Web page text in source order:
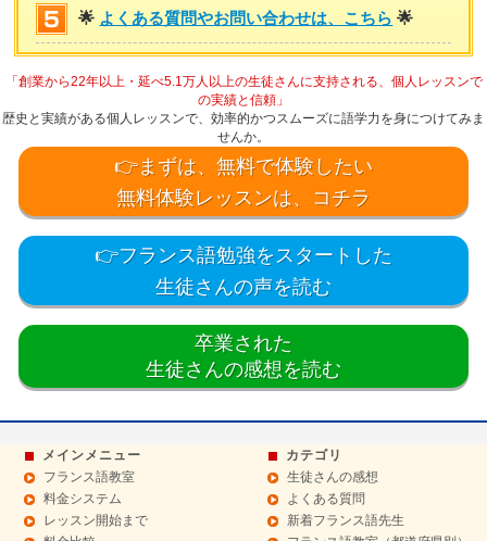
🌟 よくある質問やお問い合わせは、こちら 🌟
「創業から22年以上・延べ5.1万人以上の生徒さんに支持される、個人レッスンで
の実績と信頼」
歴史と実績がある個人レッスンで、効率的かつスムーズに語学力を身につけてみま
せんか。
👉まずは、無料で体験したい
無料体験レッスンは、コチラ
👉フランス語勉強をスタートした
生徒さんの声を読む
卒業された
生徒さんの感想を読む
メインメニュー
フランス語教室
料金システム
レッスン開始まで
カテゴリ
生徒さんの感想
よくある質問
新着フランス語先生